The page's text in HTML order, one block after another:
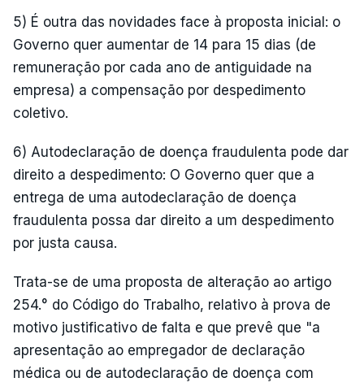
5) É outra das novidades face à proposta inicial: o
Governo quer aumentar de 14 para 15 dias (de
remuneração por cada ano de antiguidade na
empresa) a compensação por despedimento
coletivo.
6) Autodeclaração de doença fraudulenta pode dar
direito a despedimento: O Governo quer que a
entrega de uma autodeclaração de doença
fraudulenta possa dar direito a um despedimento
por justa causa.
Trata-se de uma proposta de alteração ao artigo
254.° do Código do Trabalho, relativo à prova de
motivo justificativo de falta e que prevê que "a
apresentação ao empregador de declaração
médica ou de autodeclaração de doença com